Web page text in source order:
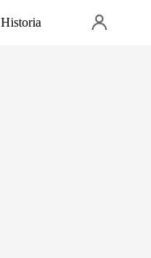
Historia